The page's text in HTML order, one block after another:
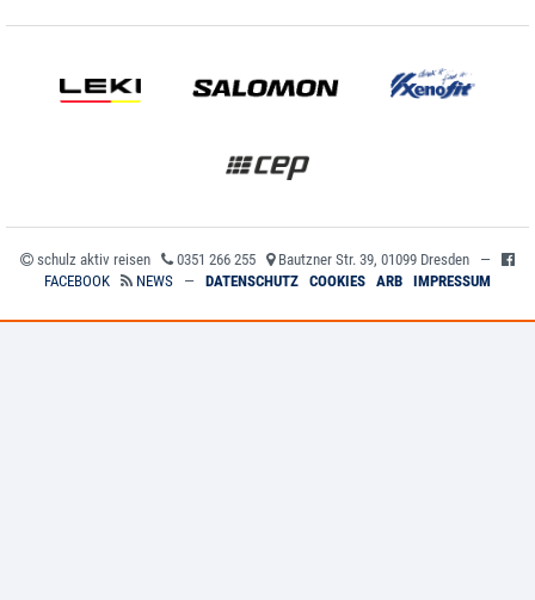
schulz aktiv reisen 0351 266 255
Bautzner Str. 39, 01099 Dresden —
FACEBOOK
NEWS — DATENSCHUTZ COOKIES ARB IMPRESSUM